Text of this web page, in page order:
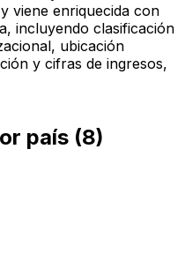
viene enriquecida con
incluyendo clasificación
ubicación
y cifras de ingresos,
país (8)